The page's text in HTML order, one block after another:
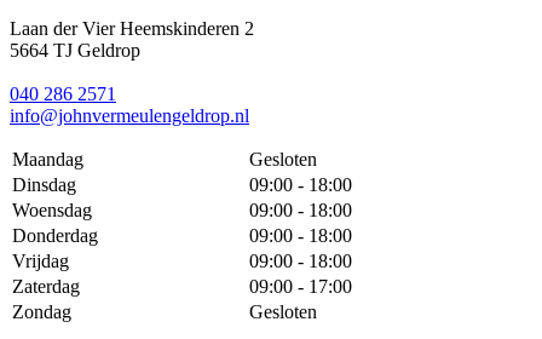
Laan der Vier Heemskinderen 2
5664 TJ Geldrop
040 286 2571
info@johnvermeulengeldrop.nl
Maandag
Gesloten
Dinsdag
09:00 - 18:00
Woensdag
09:00 - 18:00
Donderdag
09:00 - 18:00
Vrijdag
09:00 - 18:00
Zaterdag
09:00 - 17:00
Zondag
Gesloten